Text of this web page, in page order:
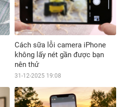
Cách sữa lỗi camera iPhone
không lấy nét gần được bạn
nên thử
31-12-2025 19:08